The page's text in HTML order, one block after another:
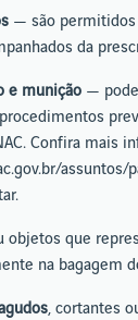
— são permitidos
da
e munição —
Confira mais
assuntos/
objetos que
na bagagem
, cortantes